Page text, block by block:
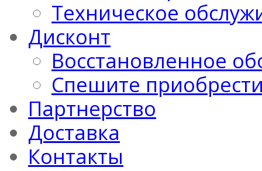
Техническое
Дисконт
Восстановленное
Спешите
Партнерство
Доставка
Контакты